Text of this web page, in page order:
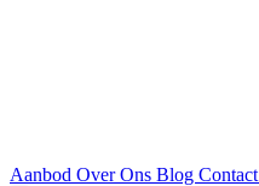
Aanbod Over Ons Blog Contact